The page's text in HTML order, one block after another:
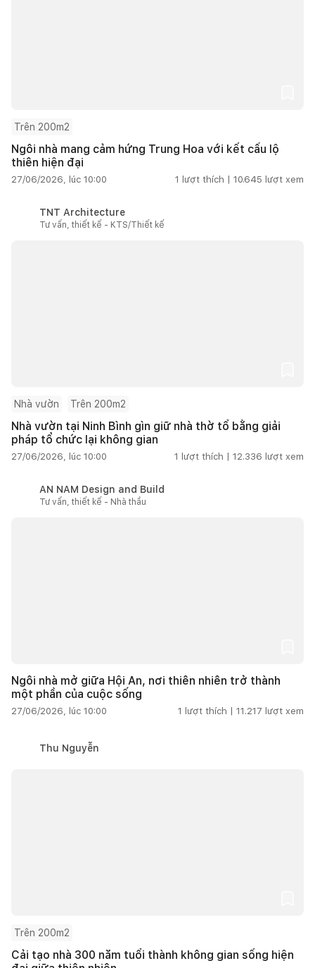
Trên 200m2
Ngôi nhà mang cảm hứng Trung Hoa với kết cấu lộ
thiên hiện đại
27/06/2026, lúc 10:00 1 lượt thích | 10.645 lượt xem
TNT Architecture
Tư vấn, thiết kế - KTS/Thiết kế
Nhà vườn Trên 200m2
Nhà vườn tại Ninh Bình gìn giữ nhà thờ tổ bằng giải
pháp tổ chức lại không gian
27/06/2026, lúc 10:00 1 lượt thích | 12.336 lượt xem
AN NAM Design and Build
Tư vấn, thiết kế - Nhà thầu
Ngôi nhà mở giữa Hội An, nơi thiên nhiên trở thành
một phần của cuộc sống
27/06/2026, lúc 10:00 1 lượt thích | 11.217 lượt xem
Thu Nguyễn
Trên 200m2
Cải tạo nhà 300 năm tuổi thành không gian sống hiện